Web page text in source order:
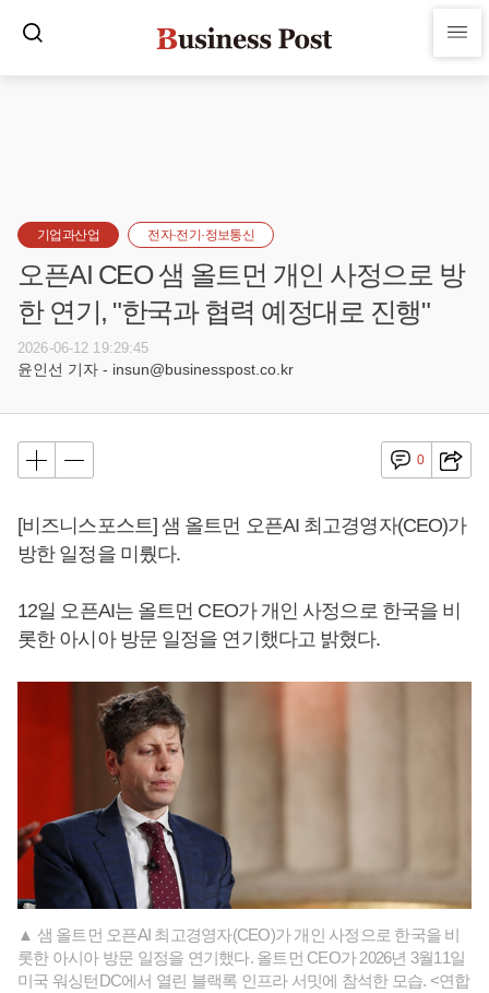
기업과산업 전자·전기·정보통신
오픈AI CEO 샘 올트먼 개인 사정으로 방
한 연기, "한국과 협력 예정대로 진행"
2026-06-12 19:29:45
윤인선 기자 - insun@businesspost.co.kr
0
[비즈니스포스트] 샘 올트먼 오픈AI 최고경영자(CEO)가
방한 일정을 미뤘다.
12일 오픈AI는 올트먼 CEO가 개인 사정으로 한국을 비
롯한 아시아 방문 일정을 연기했다고 밝혔다.
▲ 샘 올트먼 오픈AI 최고경영자(CEO)가 개인 사정으로 한국을 비
롯한 아시아 방문 일정을 연기했다. 올트먼 CEO가 2026년 3월11일
미국 워싱턴DC에서 열린 블랙록 인프라 서밋에 참석한 모습. <연합